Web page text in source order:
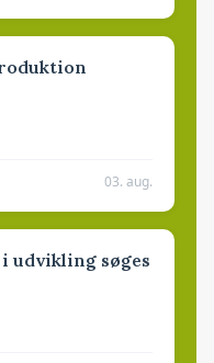
03. aug.
udvikling søges